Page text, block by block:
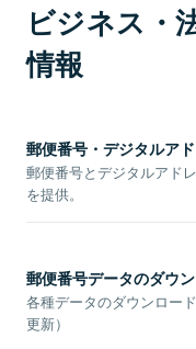
ビジネス・
情報
郵便番号・デジタルア
郵便番号とデジタルアド
を提供。
郵便番号データのダウ
各種データのダウンロー
更新）